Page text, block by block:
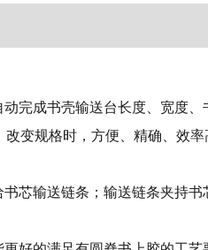
完成书壳输送台长度、宽度、
变规格时，方便、精确、效率
芯输送链条；输送链条夹持